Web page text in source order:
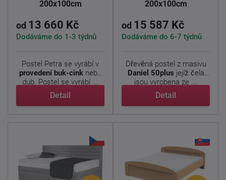
200x100cm
od 13 660 Kč
Dodáváme do 1-3 týdnů
Postel Petra se vyrábí v
provedení buk-cink nebo
dub. Postel se vyrábí ...
Detail
200x100cm
od 15 587 Kč
Dodáváme do 6-7 týdnů
Dřevěná postel z masivu
Daniel 50plus jejíž čela
jsou vyrobena ze ...
Detail